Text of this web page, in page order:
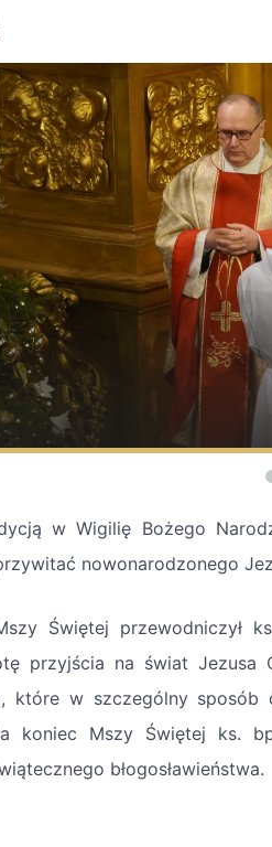
w Wigilię Bożego
nowonarodzonego
Świętej przewodniczył
przyjścia na świat
które w szczególny
koniec Mszy Świętej ks.
błogosławieństwa.